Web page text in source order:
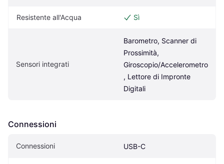
Resistente all'Acqua Sì
Sensori integrati
Barometro, Scanner di
Prossimità,
Giroscopio/Accelerometro
, Lettore di Impronte
Digitali
Connessioni
Connessioni USB-C